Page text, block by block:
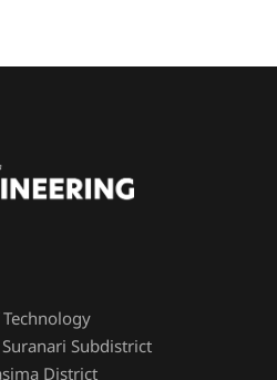
Subdistrict
District